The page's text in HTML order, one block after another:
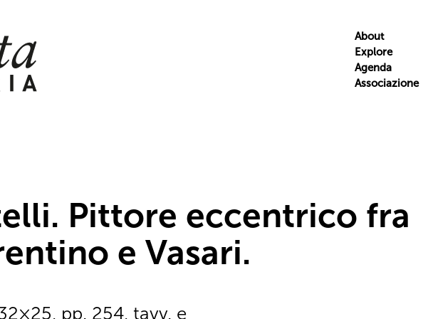
About
Explore
Agenda
Associazione
Pittore eccentrico fra
e Vasari.
pp. 254, tavv. e